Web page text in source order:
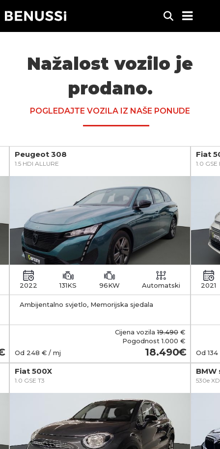
Nažalost vozilo je
prodano.
POGLEDAJTE VOZILA IZ NAŠE PONUDE
Peugeot 308
1.5 HDI ALLURE
2022 131KS 96KW Automatski
Ambijentalno svjetlo, Memorijska sjedala
Cijena vozila19.490 €
Pogodnost1.000 €
Od 248 € / mj 18.490
Fiat
1.0
2021
Od134
Fiat 500X
1.0 GSE T3
BMW
530e